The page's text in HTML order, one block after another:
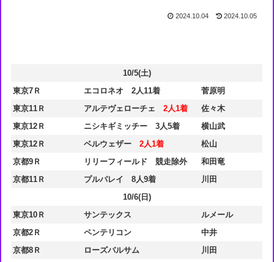
2024.10.04 2024.10.05
10/5(土)
東京7Ｒ
エコロネオ 2人11着
菅原明
東京11Ｒ
アルテヴェローチェ2人1着
佐々木
東京12Ｒ
ニシキギミッチー 3人5着
横山武
東京12Ｒ
ベルウェザー2人1着
松山
京都9Ｒ
リリーフィールド 競走除外
和田竜
京都11Ｒ
プルパレイ 8人9着
川田
10/6(日)
東京10Ｒ
サンテックス
ルメール
京都2Ｒ
ペンテリコン
中井
京都8Ｒ
ローズバルサム
川田